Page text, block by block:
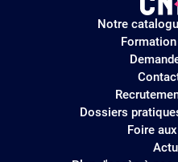
Notre
Dossiers
Foire